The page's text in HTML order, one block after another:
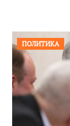
ПОЛИТИКА